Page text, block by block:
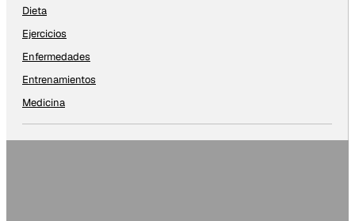
Dieta
Ejercicios
Enfermedades
Entrenamientos
Medicina